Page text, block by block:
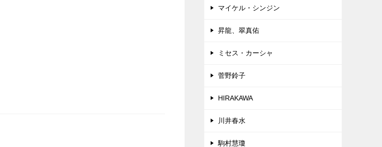
マイケル・シンジン
昇龍、翠真佑
ミセス・カーシャ
菅野鈴子
HIRAKAWA
川井春水
駒村慧瓊